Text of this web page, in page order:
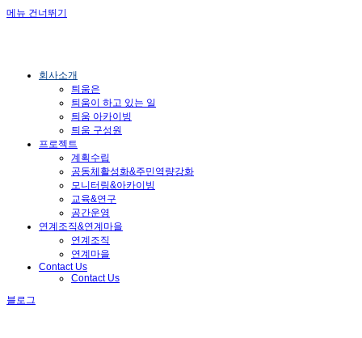
메뉴 건너뛰기
회사소개
틔움은
틔움이 하고 있는 일
틔움 아카이빙
틔움 구성원
프로젝트
계획수립
공동체활성화&주민역량강화
모니터링&아카이빙
교육&연구
공간운영
연계조직&연계마을
연계조직
연계마을
Contact Us
Contact Us
블로그